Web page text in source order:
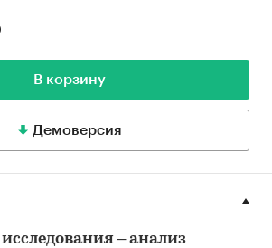
В корзину
Демоверсия
– анализ